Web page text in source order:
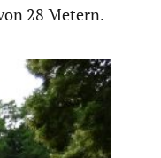
28 Metern.